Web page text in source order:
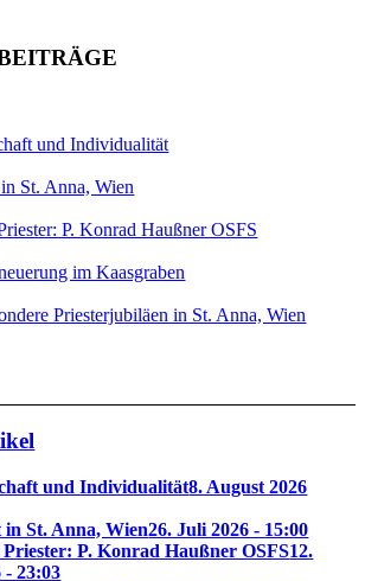
und Individualität
St. Anna, Wien
P. Konrad Haußner OSFS
im Kaasgraben
Priesterjubiläen in St. Anna, Wien
und Individualität8. August 2026
in St. Anna, Wien26. Juli 2026 - 15:00
Priester: P. Konrad Haußner OSFS12.
- 23:03